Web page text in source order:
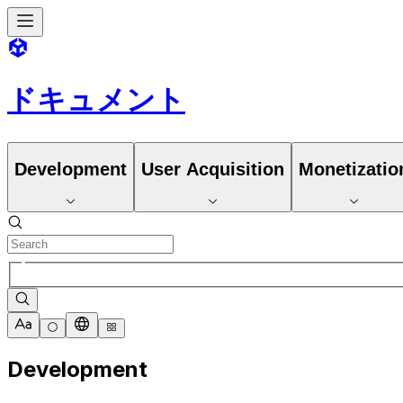
ドキュメント
Development User Acquisition
Development